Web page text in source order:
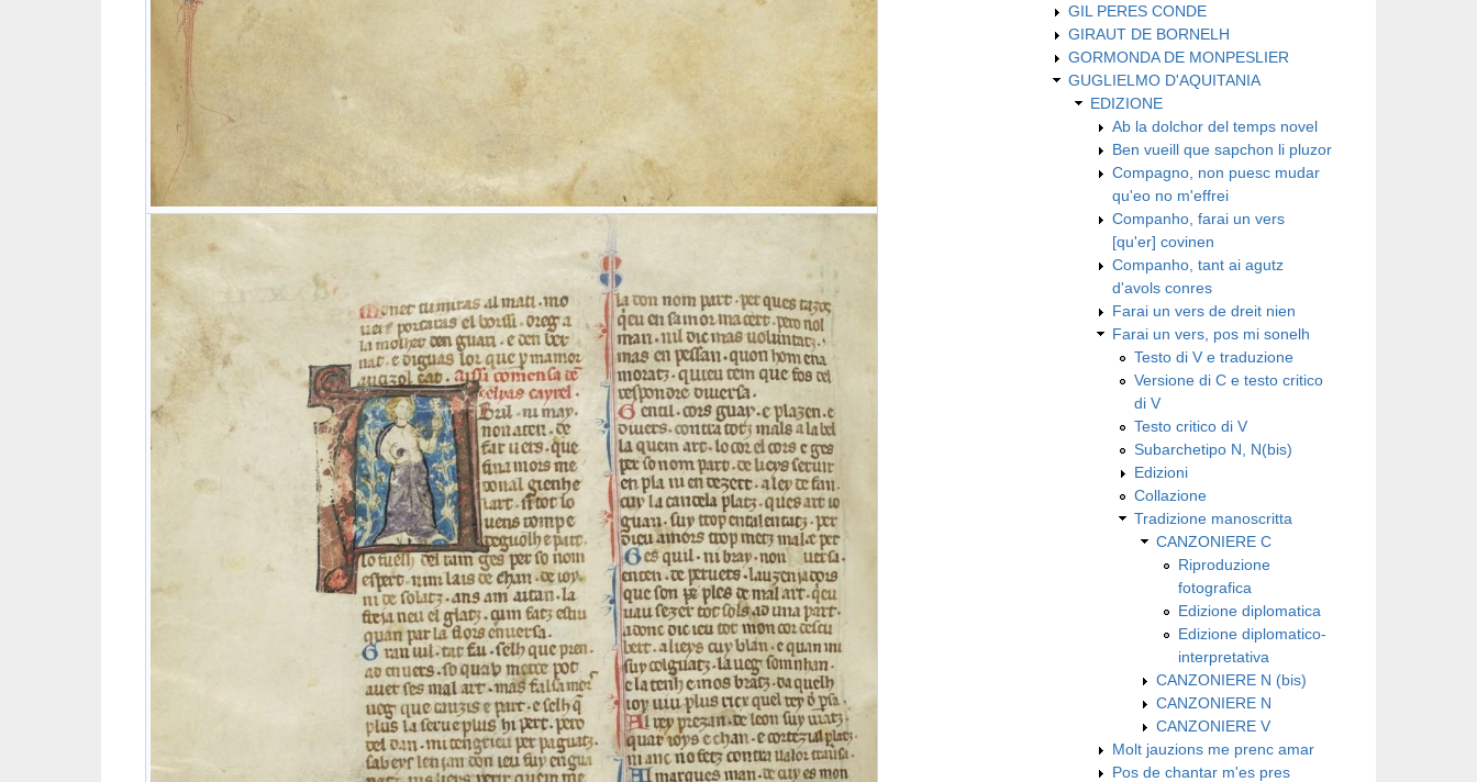
GIL PERES CONDE
GIRAUT DE BORNELH
GORMONDA DE MONPESLIER
GUGLIELMO D'AQUITANIA
EDIZIONE
Ab la dolchor del temps novel
Ben vueill que sapchon li pluzor
Compagno, non puesc mudar
qu'eo no m'effrei
Companho, farai un vers
[qu'er] covinen
Companho, tant ai agutz
d'avols conres
Farai un vers de dreit nien
Farai un vers, pos mi sonelh
Testo di V e traduzione
Versione di C e testo critico
di V
Testo critico di V
Subarchetipo N, N(bis)
Edizioni
Collazione
Tradizione manoscritta
CANZONIERE C
Riproduzione
fotografica
Edizione diplomatica
Edizione diplomatico-
interpretativa
CANZONIERE N (bis)
CANZONIERE N
CANZONIERE V
Molt jauzions me prenc amar
Pos de chantar m'es pres